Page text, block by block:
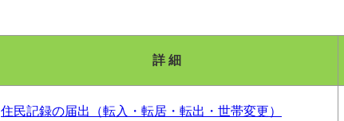
詳 細
住民記録の届出（転入・転居・転出・世帯変更）